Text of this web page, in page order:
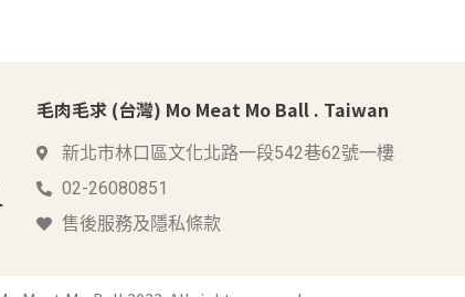
毛肉毛求 (台灣) Mo Meat Mo Ball . Taiwan
新北市林口區文化北路一段542巷62號一樓
02-26080851
售後服務及隱私條款